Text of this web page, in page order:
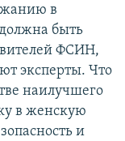
в
быть
ФСИН,
эксперты. Что
наилучшего
в женскую
и